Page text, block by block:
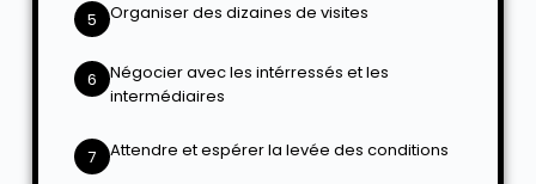
5 Organiser des dizaines de visites
6
Négocier avec les intérressés et les
intermédiaires
7 Attendre et espérer la levée des conditions